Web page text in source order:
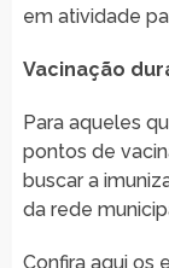
em atividade
Vacinação
Para aqueles
pontos de
buscar a
da rede
Confira aqui os